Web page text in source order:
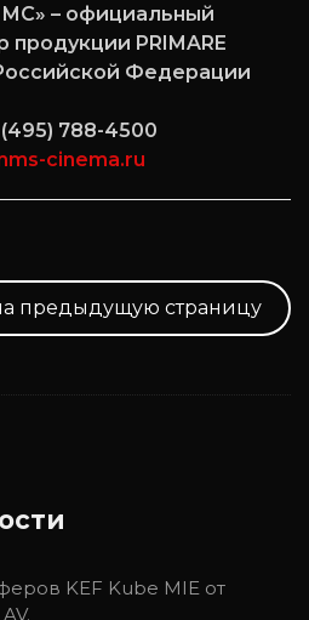
– официальный
PRIMARE
Федерации
788-4500
cinema.ru
предыдущую страницу
KEF Kube MIE от